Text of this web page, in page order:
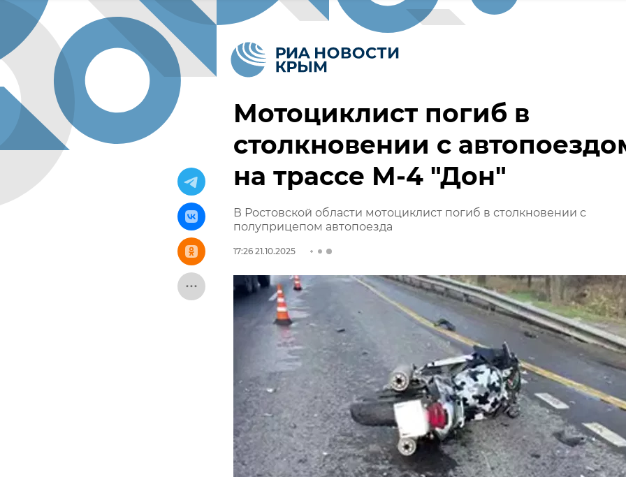
Мотоциклист погиб в
столкновении с
на трассе М-4 "Дон"
В Ростовской области мотоциклист погиб в столкновении с
полуприцепом автопоезда
17:26 21.10.2025